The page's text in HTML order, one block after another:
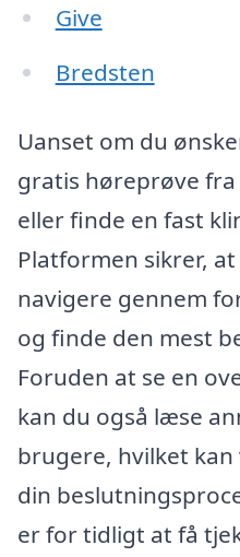
Give
Bredsten
Uanset om du
gratis høreprøve
eller finde en fast
Platformen sikrer,
navigere gennem
og finde den mest
Foruden at se en
kan du også læse
brugere, hvilket
din
er for tidligt at få